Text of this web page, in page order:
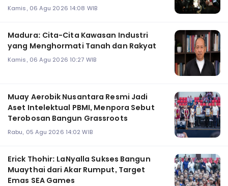
Kamis, 06 Agu 2026 14:08 WIB
Madura: Cita-Cita Kawasan Industri
yang Menghormati Tanah dan Rakyat
Kamis, 06 Agu 2026 10:27 WIB
Muay Aerobik Nusantara Resmi Jadi
Aset Intelektual PBMI, Menpora Sebut
Terobosan Bangun Grassroots
Rabu, 05 Agu 2026 14:02 WIB
Erick Thohir: LaNyalla Sukses Bangun
Muaythai dari Akar Rumput, Target
Emas SEA Games